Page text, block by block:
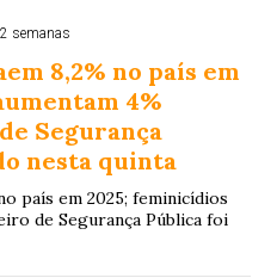
semanas
8,2% no país em
4%
Segurança
nesta quinta
país em 2025; feminicídios
de Segurança Pública foi